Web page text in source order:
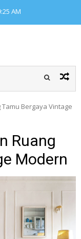
AM
Bergaya Vintage
Ruang
Modern